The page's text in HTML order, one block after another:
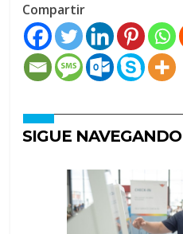
Compartir
SIGUE NAVEGANDO